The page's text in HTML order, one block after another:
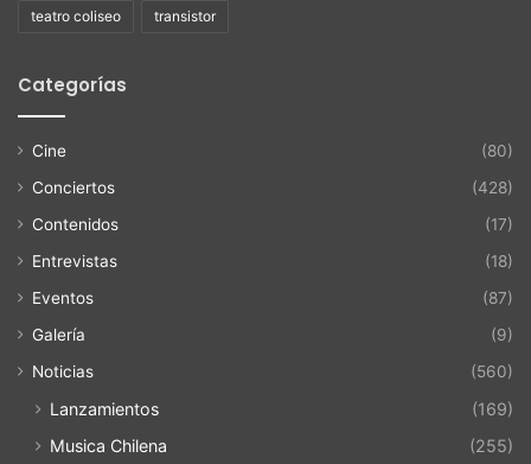
teatro coliseo transistor
Categorías
Cine
(80)
Conciertos
(428)
Contenidos
(17)
Entrevistas
(18)
Eventos
(87)
Galería
(9)
Noticias
(560)
Lanzamientos
(169)
Musica Chilena
(255)